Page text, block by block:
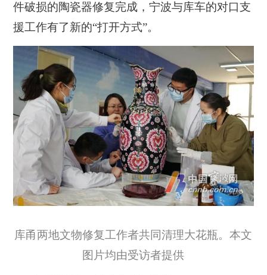
件破损的陶瓷器修复完成，宁波与库车的对口支
援工作有了新的“打开方式”。
库甬两地文物修复工作者共同清理大花瓶。本文
图片均由受访者提供